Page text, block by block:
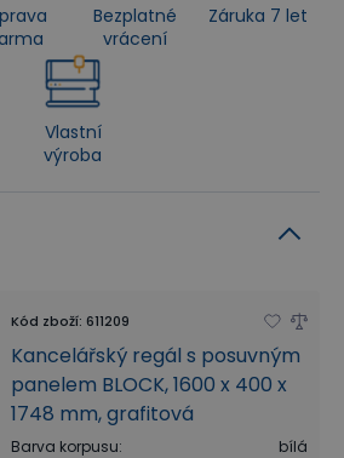
Bezplatné
vrácení
Záruka 7 let
Vlastní
výroba
Kód zboží: 611209
Kancelářský regál s posuvným
panelem BLOCK, 1600 x 400 x
1748 mm, grafitová
Barva korpusu:
bílá